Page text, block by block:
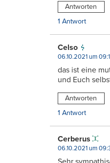
Antworten
1 Antwort
Celso
06.10.2021 um
das ist eine
und Euch
Antworten
1 Antwort
Cerberus
06.10.2021 um